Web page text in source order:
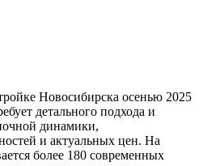
Новосибирска осенью 2025
детального подхода и
динамики,
и актуальных цен. На
более 180 современных